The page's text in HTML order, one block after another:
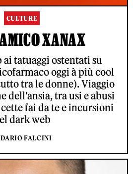
CULTURE
XANAX
ai tatuaggi ostentati su
oggi à più cool
tra le donne). Viaggio
dell'ansia, tra usi e abusi
fai da te e incursioni
dark web
FALCINI